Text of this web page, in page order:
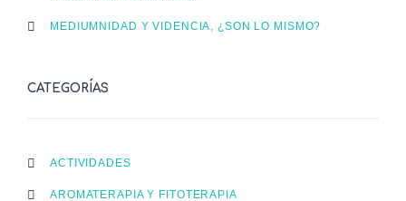
MEDIUMNIDAD Y VIDENCIA, ¿SON LO MISMO?
CATEGORÍAS
ACTIVIDADES
AROMATERAPIA Y FITOTERAPIA